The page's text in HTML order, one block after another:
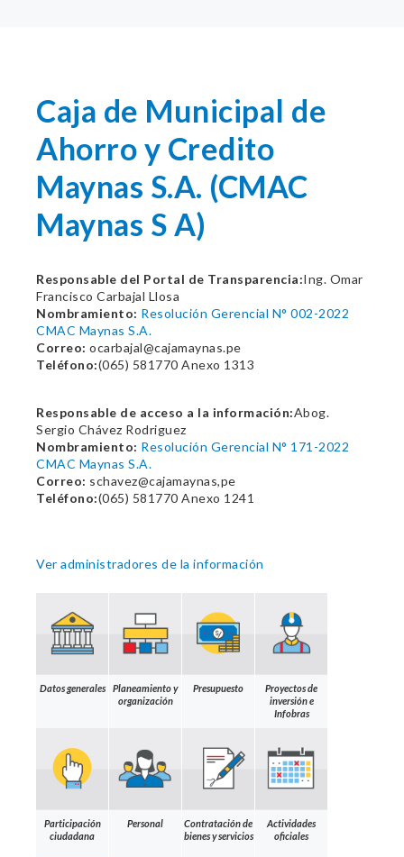
Caja de Municipal de
Ahorro y Credito
Maynas S.A. (CMAC
Maynas S A)
Responsable del Portal de Transparencia:Ing. Omar
Francisco Carbajal Llosa
Nombramiento: Resolución Gerencial N° 002-2022
CMAC Maynas S.A.
Correo: ocarbajal@cajamaynas.pe
Teléfono:(065) 581770 Anexo 1313
Responsable de acceso a la información:Abog.
Sergio Chávez Rodriguez
Nombramiento: Resolución Gerencial N° 171-2022
CMAC Maynas S.A.
Correo: schavez@cajamaynas,pe
Teléfono:(065) 581770 Anexo 1241
Ver administradores de la información
Datos generales
Planeamiento y
organización
Presupuesto
Proyectos de
inversión e
Infobras
Participación
ciudadana
Personal
Contratación de
bienes y servicios
Actividades
oficiales